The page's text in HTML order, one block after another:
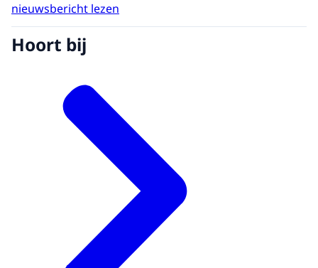
nieuwsbericht lezen
Hoort bij